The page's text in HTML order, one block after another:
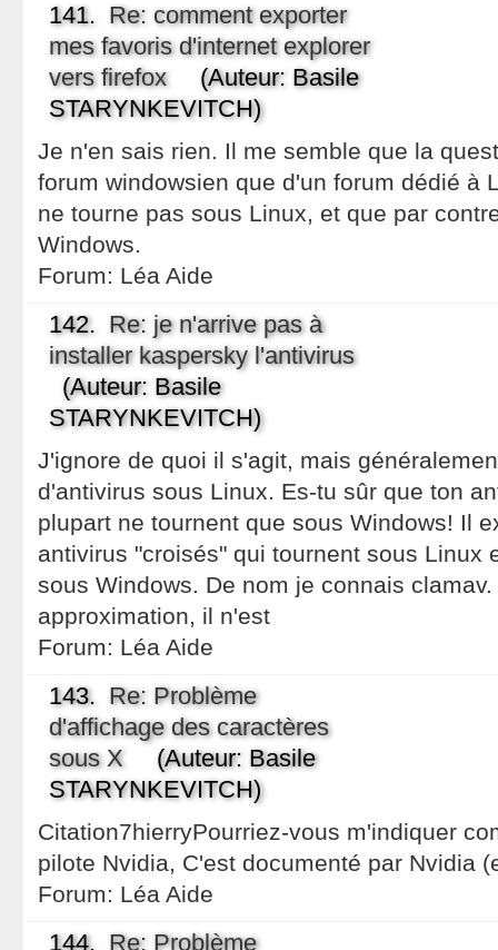
141. Re: comment exporter
mes favoris d'internet explorer
vers firefox(Auteur: Basile
STARYNKEVITCH)
Je n'en sais rien. Il me semble que la
forum windowsien que d'un forum dédié à
ne tourne pas sous Linux, et que par
Windows.
Forum: Léa Aide
142. Re: je n'arrive pas à
installer kaspersky l'antivirus
(Auteur: Basile
STARYNKEVITCH)
J'ignore de quoi il s'agit, mais
d'antivirus sous Linux. Es-tu sûr que ton
plupart ne tournent que sous Windows! Il
antivirus "croisés" qui tournent sous Linux
sous Windows. De nom je connais
approximation, il n'est
Forum: Léa Aide
143. Re: Problème
d'affichage des caractères
sous X(Auteur: Basile
STARYNKEVITCH)
Citation7hierryPourriez-vous m'indiquer
pilote Nvidia, C'est documenté par Nvidia
Forum: Léa Aide
144. Re: Problème